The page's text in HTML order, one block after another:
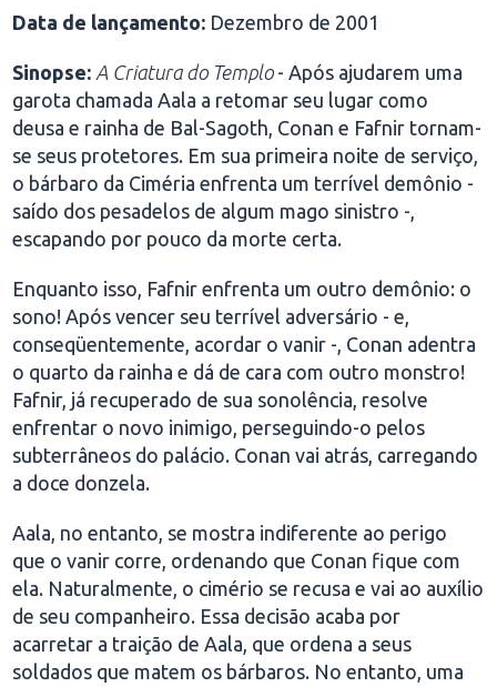
Data de lançamento: Dezembro de 2001
Sinopse: A Criatura do Templo- Após ajudarem uma
garota chamada Aala a retomar seu lugar como
deusa e rainha de Bal-Sagoth, Conan e Fafnir tornam-
se seus protetores. Em sua primeira noite de serviço,
o bárbaro da Ciméria enfrenta um terrível demônio -
saído dos pesadelos de algum mago sinistro -,
escapando por pouco da morte certa.
Enquanto isso, Fafnir enfrenta um outro demônio: o
sono! Após vencer seu terrível adversário - e,
conseqüentemente, acordar o vanir -, Conan adentra
o quarto da rainha e dá de cara com outro monstro!
Fafnir, já recuperado de sua sonolência, resolve
enfrentar o novo inimigo, perseguindo-o pelos
subterrâneos do palácio. Conan vai atrás, carregando
a doce donzela.
Aala, no entanto, se mostra indiferente ao perigo
que o vanir corre, ordenando que Conan fique com
ela. Naturalmente, o cimério se recusa e vai ao auxílio
de seu companheiro. Essa decisão acaba por
acarretar a traição de Aala, que ordena a seus
soldados que matem os bárbaros. No entanto, uma